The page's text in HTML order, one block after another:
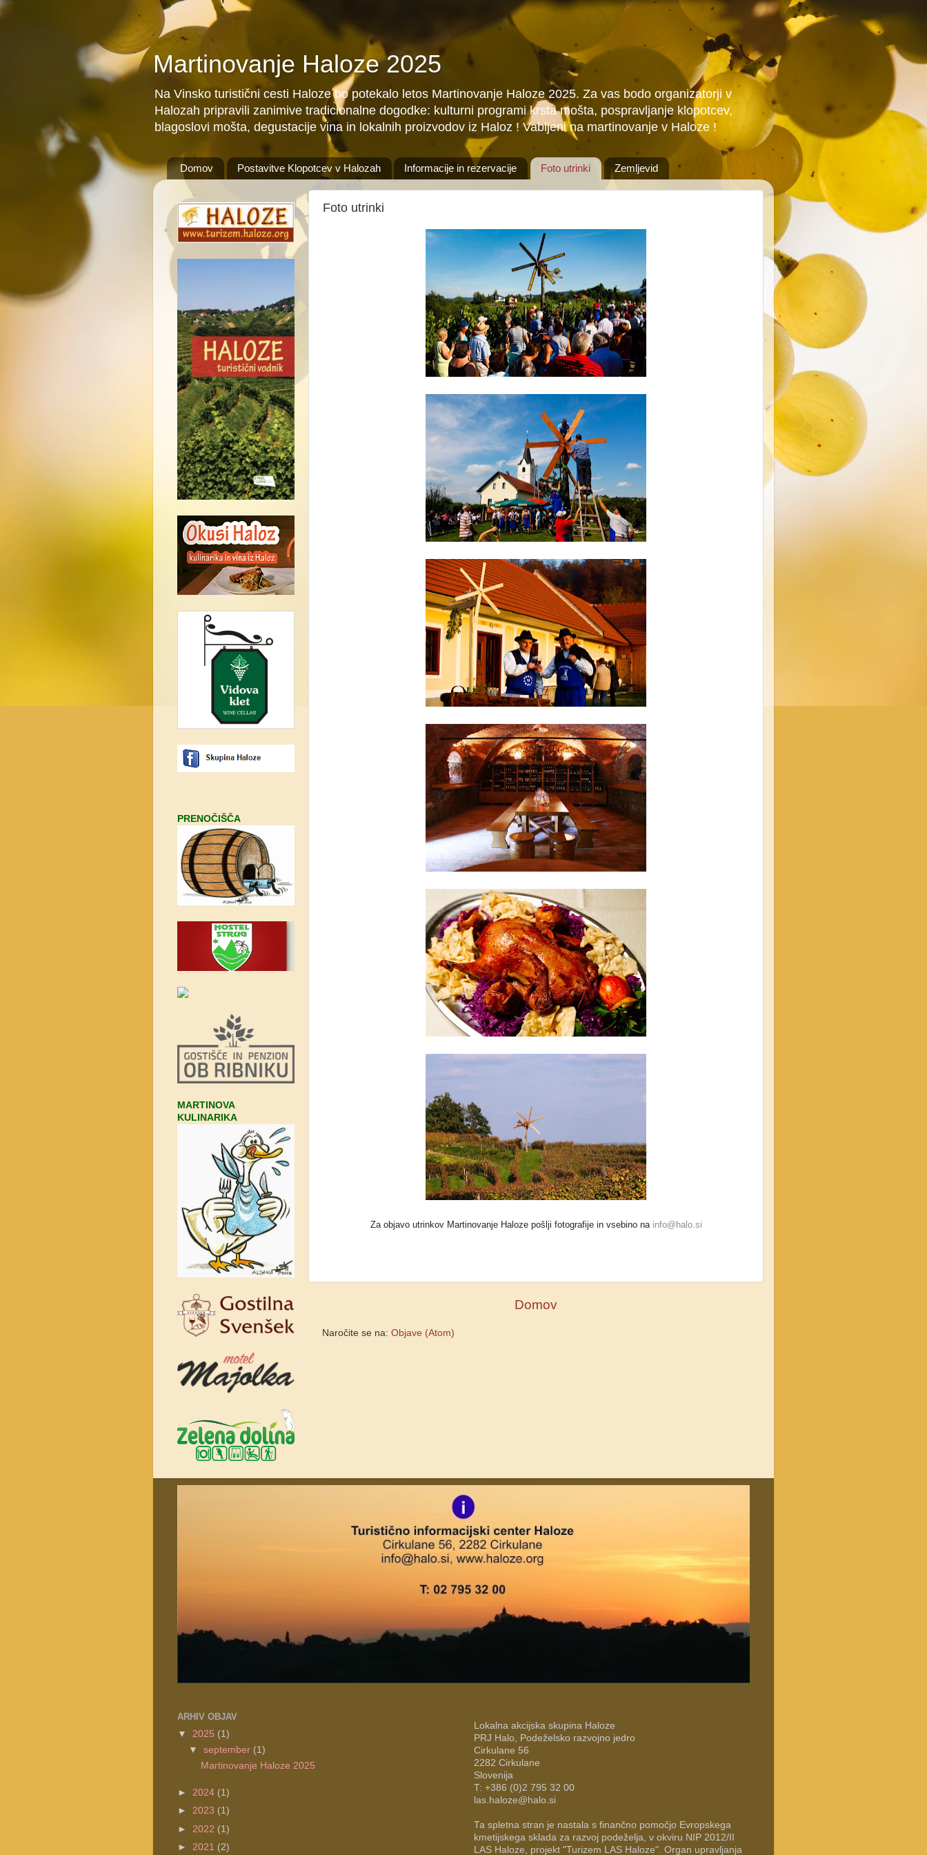
Martinovanje Haloze 2025
Na Vinsko turistični cesti Haloze bo potekalo letos Martinovanje Haloze 2025. Za vas bodo organizatorji v
Halozah pripravili zanimive tradicionalne dogodke: kulturni programi krsta mošta, pospravljanje klopotcev,
blagoslovi mošta, degustacije vina in lokalnih proizvodov iz Haloz ! Vabljeni na martinovanje v Haloze !
Domov Postavitve Klopotcev v Halozah Informacije in rezervacije Foto utrinki Zemljevid
Foto utrinki
Za objavo utrinkov Martinovanje Haloze pošlji fotografije in vsebino na info@halo.si
Domov
Naročite se na: Objave (Atom)
PRENOČIŠČA
MARTINOVA
KULINARIKA
ARHIV OBJAV
▼ 2025 (1)
▼september (1)
Martinovanje Haloze 2025
► 2024 (1)
► 2023 (1)
► 2022 (1)
► 2021 (2)
Lokalna akcijska skupina Haloze
PRJ Halo, Podeželsko razvojno jedro
Cirkulane 56
2282 Cirkulane
Slovenija
T: +386 (0)2 795 32 00
las.haloze@halo.si
Ta spletna stran je nastala s finančno pomočjo Evropskega
kmetijskega sklada za razvoj podeželja, v okviru NIP 2012/II
LAS Haloze, projekt "Turizem LAS Haloze". Organ upravljanja